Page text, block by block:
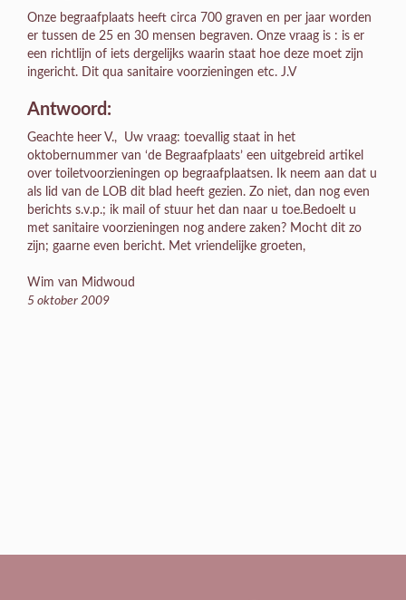
Onze begraafplaats heeft circa 700 graven en per jaar worden
er tussen de 25 en 30 mensen begraven. Onze vraag is : is er
een richtlijn of iets dergelijks waarin staat hoe deze moet zijn
ingericht. Dit qua sanitaire voorzieningen etc. J.V
Antwoord:
Geachte heer V., Uw vraag: toevallig staat in het
oktobernummer van ‘de Begraafplaats’ een uitgebreid artikel
over toiletvoorzieningen op begraafplaatsen. Ik neem aan dat u
als lid van de LOB dit blad heeft gezien. Zo niet, dan nog even
berichts s.v.p.; ik mail of stuur het dan naar u toe.Bedoelt u
met sanitaire voorzieningen nog andere zaken? Mocht dit zo
zijn; gaarne even bericht. Met vriendelijke groeten,
Wim van Midwoud
5 oktober 2009